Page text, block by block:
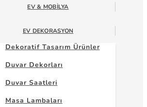
EV & MOBILYA
EV DEKORASYON
Dekoratif Tasarım Ürünler
Duvar Dekorları
Duvar Saatleri
Masa Lambaları